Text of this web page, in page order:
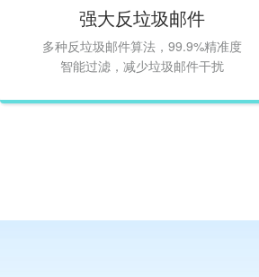
强大反垃圾邮件
多种反垃圾邮件算法，99.9%精准度
智能过滤，减少垃圾邮件干扰